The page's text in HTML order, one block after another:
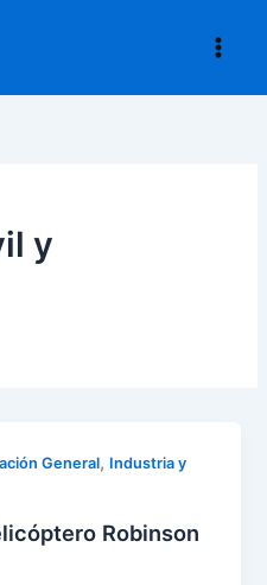
y
General, Industria y
Robinson